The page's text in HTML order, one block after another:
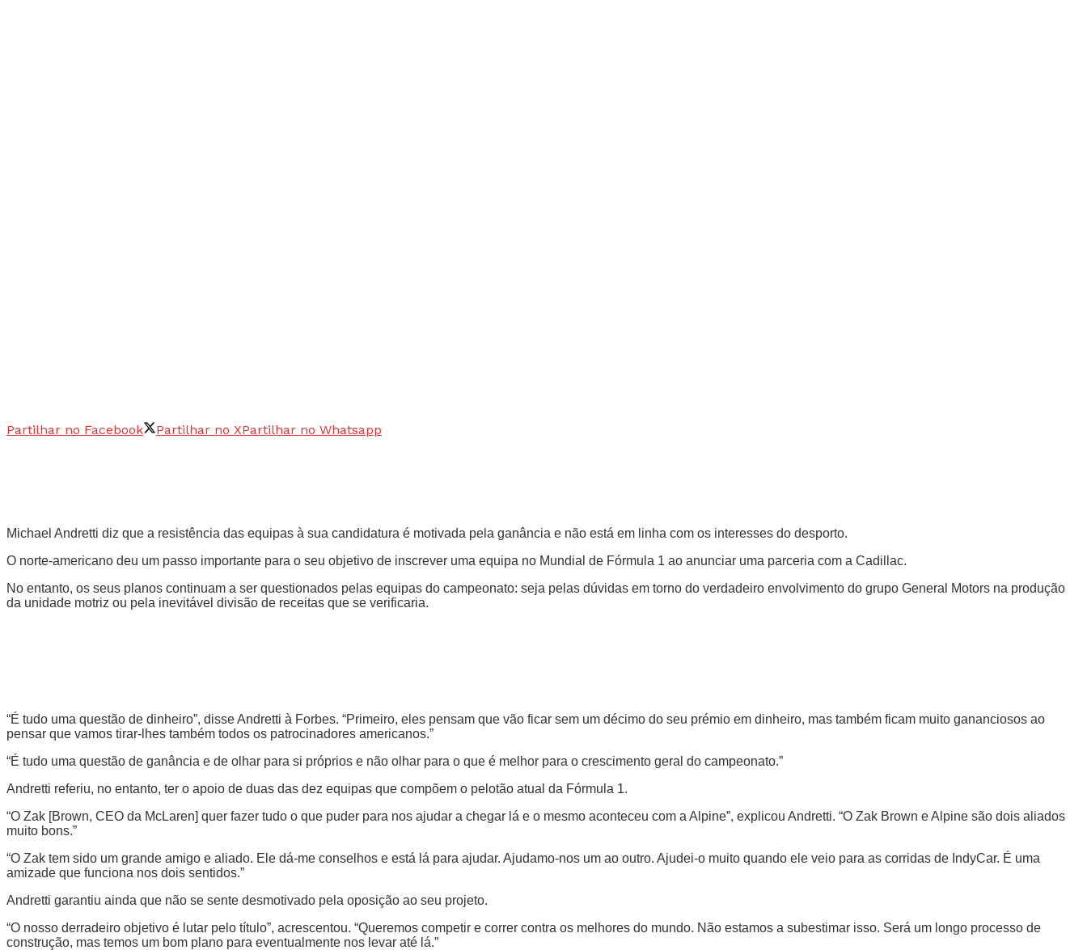
Partilhar no Facebook Partilhar no XPartilhar no Whatsapp
Michael Andretti diz que a resistência das equipas à sua candidatura é motivada pela ganância e não está em linha com os interesses do desporto.
O norte-americano deu um passo importante para o seu objetivo de inscrever uma equipa no Mundial de Fórmula 1 ao anunciar uma parceria com a Cadillac.
No entanto, os seus planos continuam a ser questionados pelas equipas do campeonato: seja pelas dúvidas em torno do verdadeiro envolvimento do grupo General Motors na produção
da unidade motriz ou pela inevitável divisão de receitas que se verificaria.
“É tudo uma questão de dinheiro”, disse Andretti à Forbes. “Primeiro, eles pensam que vão ficar sem um décimo do seu prémio em dinheiro, mas também ficam muito gananciosos ao
pensar que vamos tirar-lhes também todos os patrocinadores americanos.”
“É tudo uma questão de ganância e de olhar para si próprios e não olhar para o que é melhor para o crescimento geral do campeonato.”
Andretti referiu, no entanto, ter o apoio de duas das dez equipas que compõem o pelotão atual da Fórmula 1.
“O Zak [Brown, CEO da McLaren] quer fazer tudo o que puder para nos ajudar a chegar lá e o mesmo aconteceu com a Alpine”, explicou Andretti. “O Zak Brown e Alpine são dois aliados
muito bons.”
“O Zak tem sido um grande amigo e aliado. Ele dá-me conselhos e está lá para ajudar. Ajudamo-nos um ao outro. Ajudei-o muito quando ele veio para as corridas de IndyCar. É uma
amizade que funciona nos dois sentidos.”
Andretti garantiu ainda que não se sente desmotivado pela oposição ao seu projeto.
“O nosso derradeiro objetivo é lutar pelo título”, acrescentou. “Queremos competir e correr contra os melhores do mundo. Não estamos a subestimar isso. Será um longo processo de
construção, mas temos um bom plano para eventualmente nos levar até lá.”